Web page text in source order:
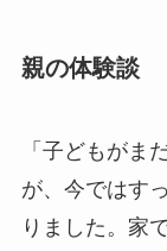
親の体験談
「子どもがま
が、今ではす
りました。家